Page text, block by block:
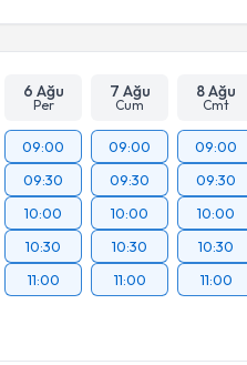
6 Ağu
Per
7 Ağu
Cum
8 Ağu
Cmt
09:00
09:30
10:00
10:30
11:00
09:00
09:30
10:00
10:30
11:00
09:00
09:30
10:00
10:30
11:00